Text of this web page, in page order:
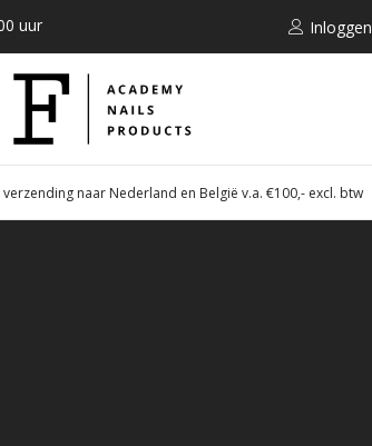
uur Inloggen
verzending naar Nederland en België v.a. €100,- excl. btw